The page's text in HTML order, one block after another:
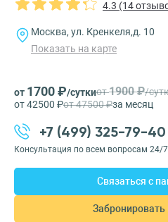
4.3 (14
Москва, ул. Кренкеля,д. 10
Показать на карте
от 1700 ₽/суткиот1900 ₽/
от 42500 ₽от 47500 ₽за месяц
+7 (499) 325-79-40
Консультация по всем вопросам 24/7
Связаться с
Забронировать